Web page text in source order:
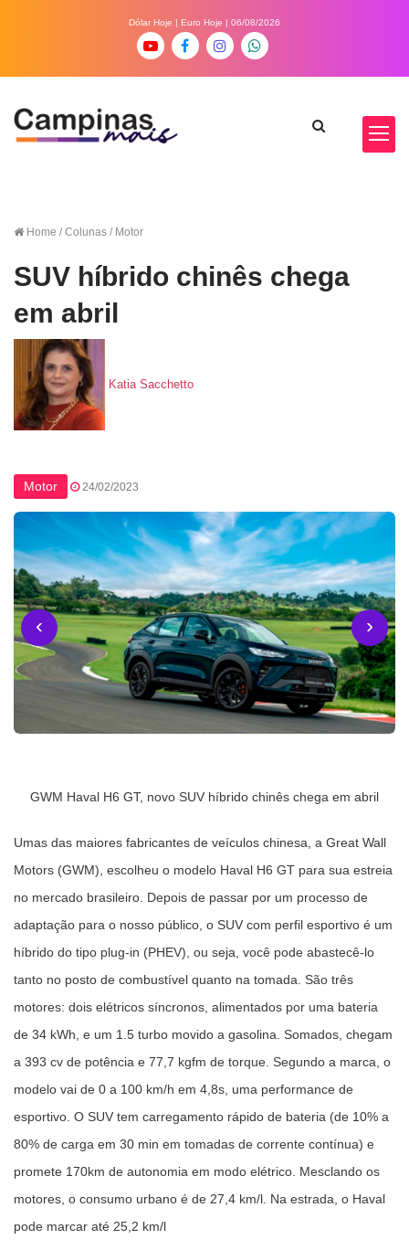
Dólar Hoje | Euro Hoje | 06/08/2026
Home / Colunas / Motor
SUV híbrido chinês chega
em abril
Katia Sacchetto
Motor 24/02/2023
‹ ›
GWM Haval H6 GT, novo SUV híbrido chinês chega em abril
Umas das maiores fabricantes de veículos chinesa, a Great Wall
Motors (GWM), escolheu o modelo Haval H6 GT para sua estreia
no mercado brasileiro. Depois de passar por um processo de
adaptação para o nosso público, o SUV com perfil esportivo é um
híbrido do tipo plug-in (PHEV), ou seja, você pode abastecê-lo
tanto no posto de combustível quanto na tomada. São três
motores: dois elétricos síncronos, alimentados por uma bateria
de 34 kWh, e um 1.5 turbo movido a gasolina. Somados, chegam
a 393 cv de potência e 77,7 kgfm de torque. Segundo a marca, o
modelo vai de 0 a 100 km/h em 4,8s, uma performance de
esportivo. O SUV tem carregamento rápido de bateria (de 10% a
80% de carga em 30 min em tomadas de corrente contínua) e
promete 170km de autonomia em modo elétrico. Mesclando os
motores, o consumo urbano é de 27,4 km/l. Na estrada, o Haval
pode marcar até 25,2 km/l